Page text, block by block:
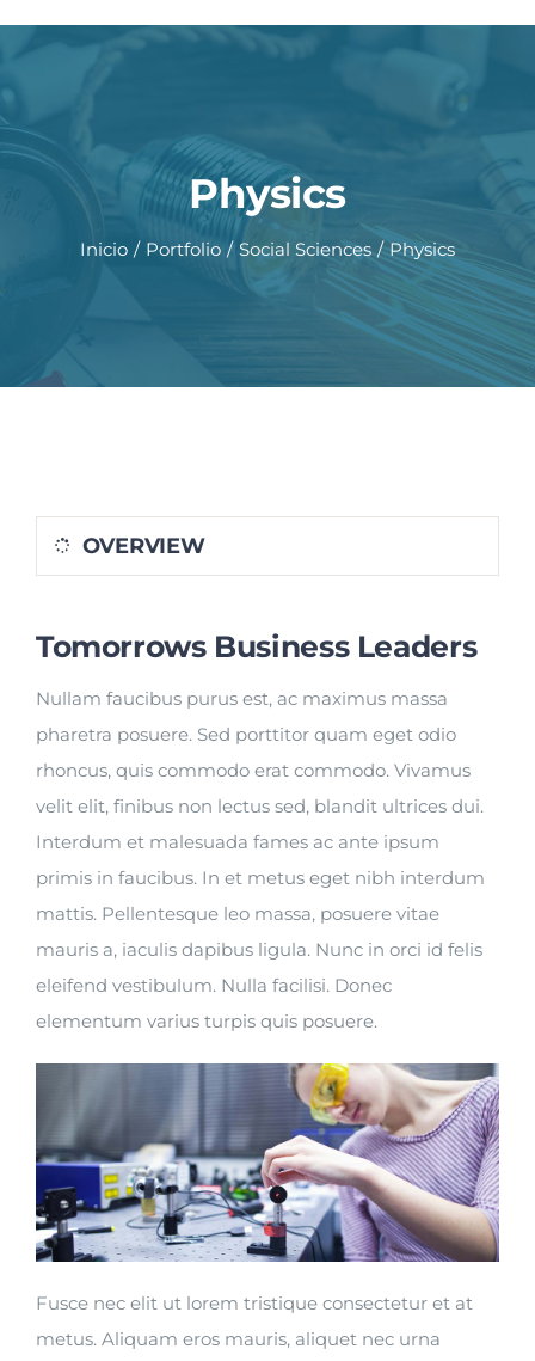
contenido
Physics
Inicio Portfolio Social Sciences Physics
OVERVIEW
Tomorrows Business Leaders
Nullam faucibus purus est, ac maximus massa
pharetra posuere. Sed porttitor quam eget odio
rhoncus, quis commodo erat commodo. Vivamus
velit elit, finibus non lectus sed, blandit ultrices dui.
Interdum et malesuada fames ac ante ipsum
primis in faucibus. In et metus eget nibh interdum
mattis. Pellentesque leo massa, posuere vitae
mauris a, iaculis dapibus ligula. Nunc in orci id felis
eleifend vestibulum. Nulla facilisi. Donec
elementum varius turpis quis posuere.
Fusce nec elit ut lorem tristique consectetur et at
metus. Aliquam eros mauris, aliquet nec urna